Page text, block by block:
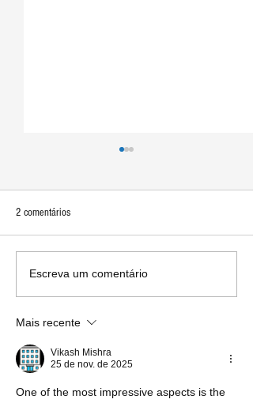
iPhone 16: imagem vazada revela
2 comentários
Escreva um comentário
Mais recente
Vikash Mishra
25 de nov. de 2025
One of the most impressive aspects is the